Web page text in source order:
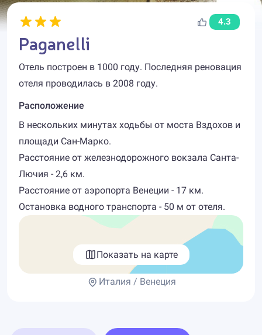
4.3
Paganelli
Отель построен в 1000 году. Последняя реновация
отеля проводилась в 2008 году.
Расположение
В нескольких минутах ходьбы от моста Вздохов и
площади Сан-Марко.
Расстояние от железнодорожного вокзала Санта-
Лючия - 2,6 км.
Расстояние от аэропорта Венеции - 17 км.
Остановка водного транспорта - 50 м от отеля.
Показать на карте
Италия / Венеция